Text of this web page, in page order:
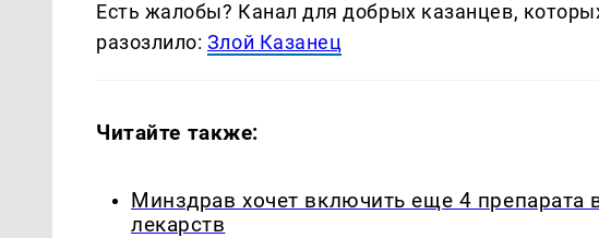
Есть жалобы? Канал для добрых казанцев,
разозлило: Злой Казанец
Читайте также:
Минздрав хочет включить еще 4
лекарств